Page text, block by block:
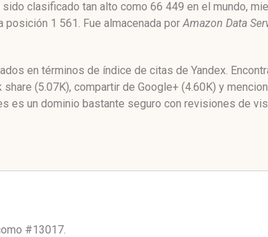
clasificado tan alto como 66 449 en el mundo,
posición 1 561. Fue almacenada porAmazon Data
en términos de índice de citas de Yandex.
(5.07K), compartir de Google+ (4.60K) y
es un dominio bastante seguro con revisiones de
#13017.